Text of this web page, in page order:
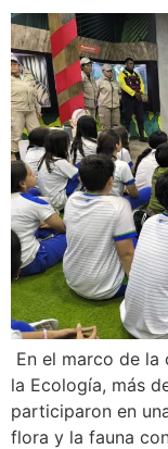
En el marco de la
la Ecología, más
participaron en
flora y la fauna